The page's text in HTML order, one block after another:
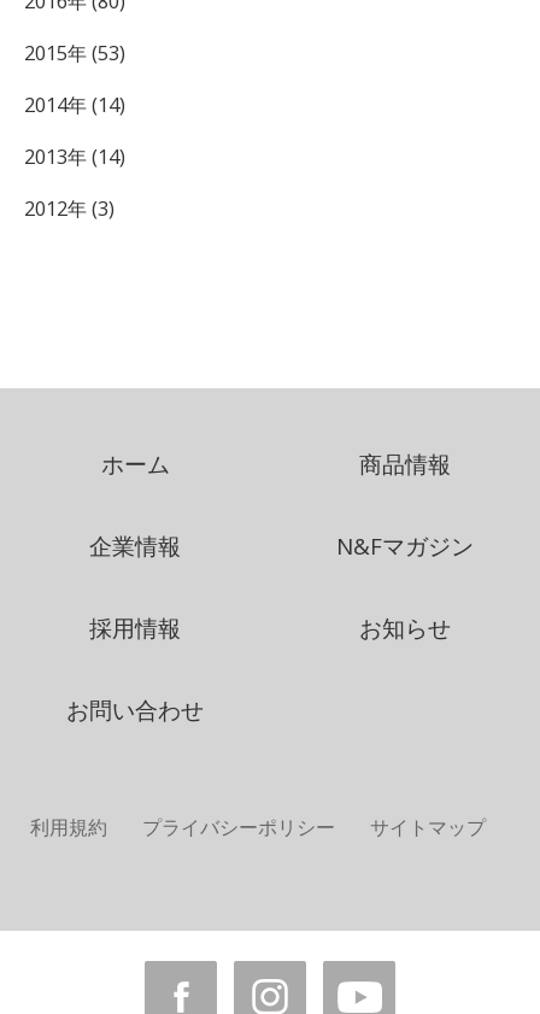
2015年 (53)
2014年 (14)
2013年 (14)
2012年 (3)
ホーム 商品情報
企業情報 N&Fマガジン
採用情報 お知らせ
お問い合わせ
利用規約 プライバシーポリシー サイトマップ